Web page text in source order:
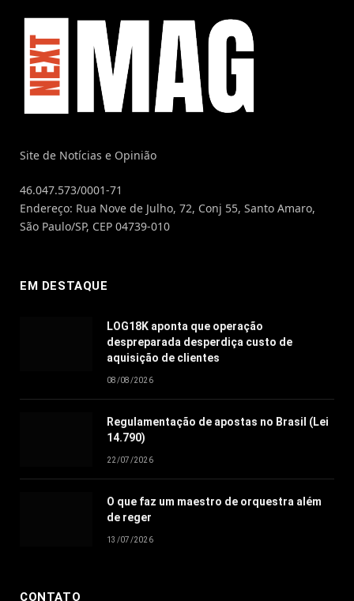
Site de Notícias e Opinião
46.047.573/0001-71
Endereço: Rua Nove de Julho, 72, Conj 55, Santo Amaro,
São Paulo/SP, CEP 04739-010
EM DESTAQUE
LOG18K aponta que operação
despreparada desperdiça custo de
aquisição de clientes
08/08/2026
Regulamentação de apostas no Brasil (Lei
14.790)
22/07/2026
O que faz um maestro de orquestra além
de reger
13/07/2026
CONTATO